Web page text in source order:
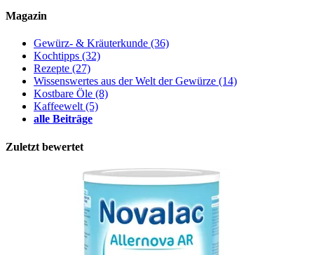
Magazin
Gewürz- & Kräuterkunde (36)
Kochtipps (32)
Rezepte (27)
Wissenswertes aus der Welt der Gewürze (14)
Kostbare Öle (8)
Kaffeewelt(5)
alle Beiträge
Zuletzt bewertet